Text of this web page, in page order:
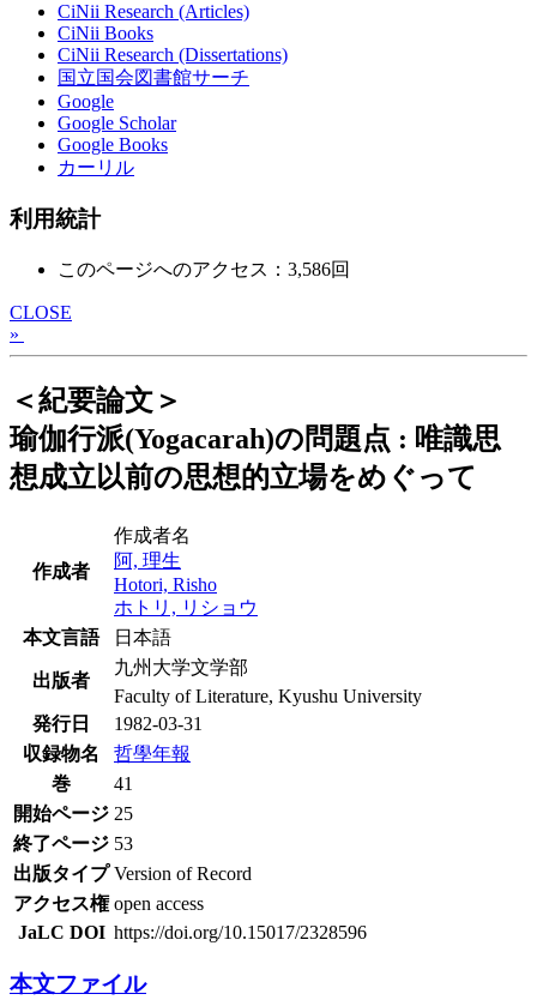
CiNii Research (Articles)
CiNii Books
CiNii Research (Dissertations)
国立国会図書館サーチ
Google
Google Scholar
Google Books
カーリル
利用統計
このページへのアクセス：3,586回
CLOSE
»
＜紀要論文＞
瑜伽行派(Yogacarah)の問題点 : 唯識思
想成立以前の思想的立場をめぐって
作成者
作成者名
阿, 理生
Hotori, Risho
ホトリ, リショウ
本文言語
日本語
出版者
九州大学文学部
Faculty of Literature, Kyushu University
発行日
1982-03-31
収録物名
哲學年報
巻
41
開始ページ 25
終了ページ 53
出版タイプ Version of Record
アクセス権 open access
JaLC DOI https://doi.org/10.15017/2328596
本文ファイル